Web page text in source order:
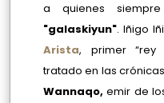
a quienes siempre
"galaskiyun". Iñigo
Arista, primer “rey
tratado en las
Wannaqo,emir de